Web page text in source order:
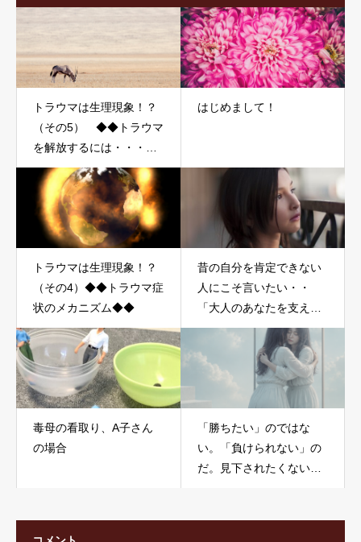
トラウマは生理現象！？
（その5） ◆◆トラウマ
を解放するには・・・
◆◆
はじめまして！
トラウマは生理現象！？
（その4）◆◆トラウマ症
状のメカニズム◆◆
昔の自分を肯定できない
人にこそ言いたい・・
「大人のあなたを支えて
くれるのは、子どもの時
のあなた」
毒母の看取り、A子さん
の場合
「勝ちたい」のではな
い。「負けられない」の
だ。見下されたくない人